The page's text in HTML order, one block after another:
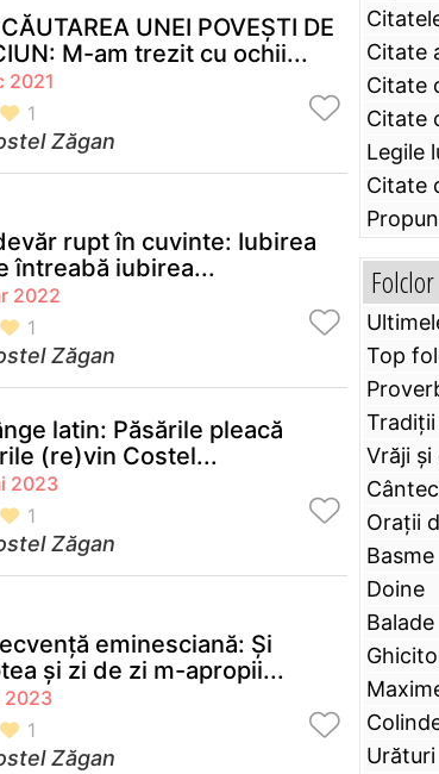
UNEI POVEȘTI DE
M-am trezit cu ochii...
2021
Zăgan
rupt în cuvinte: Iubirea
întreabă iubirea...
2022
Zăgan
latin: Păsările pleacă
(re)vin Costel...
2023
Zăgan
eminesciană: Și
și zi de zi m-apropii...
2023
Zăgan
Citate
Citate
Citate
Legile
Citate
Folclor
Top
Vrăji
Orații
Basme
Doine
Balade
Urături